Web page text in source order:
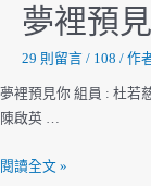
夢裡預
29 則留言 / 108 / 作
夢裡預見你 組員 : 杜若
陳啟英 …
夢
閱讀全文 »